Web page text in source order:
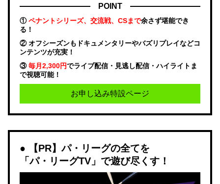
POINT
①ペナントシリーズ、交流戦、CSまで余さず堪能でき
る！
② オフシーズンもドキュメンタリーやバズリプレイなどコ
ンテンツが充実！
③毎月2,300円でライブ配信・見逃し配信・ハイライトま
で視聴可能！
お申し込み特設ページ
【PR】パ・リーグの全てを
「パ・リーグTV」で遊び尽くす！